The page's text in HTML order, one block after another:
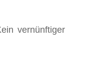
vernünftiger